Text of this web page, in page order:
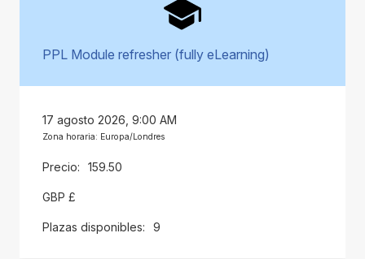
PPL Module refresher (fully eLearning)
17 agosto 2026, 9:00 AM
Zona horaria: Europa/Londres
159.50
GBP £
9